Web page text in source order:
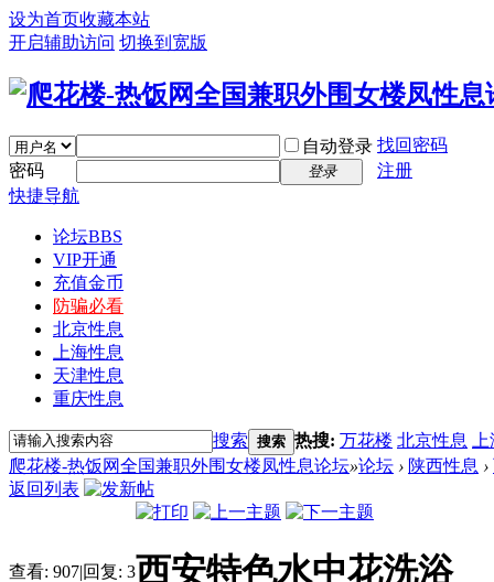
设为首页收藏本站
开启辅助访问 切换到宽版
自动登录 找回密码
密码
登录
注册
快捷导航
论坛BBS
VIP开通
充值金币
防骗必看
北京性息
上海性息
天津性息
重庆性息
搜索 搜索 热搜: 万花楼 北京性息
爬花楼-热饭网全国兼职外围女楼凤性息论坛»论坛 › 陕西性息 ›
返回列表
查看: 907|回复: 3西安特色水中花洗浴